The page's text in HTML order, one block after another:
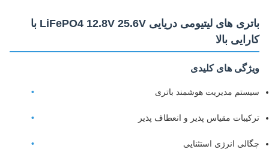
باتری های لیتیومی دریایی LiFePO4 12.8V 25.6V با
کارایی بالا
ویژگی های کلیدی
سیستم مدیریت هوشمند باتری
ترکیبات مقیاس پذیر و انعطاف پذیر
چگالی انرژی استثنایی